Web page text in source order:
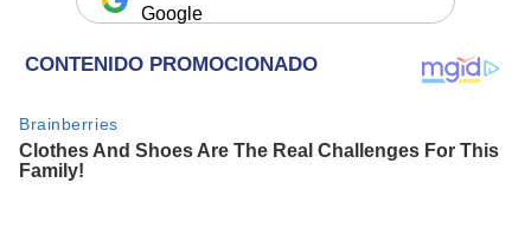
Google